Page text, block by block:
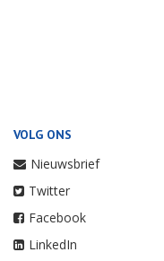
VOLG ONS
Nieuwsbrief
Twitter
Facebook
LinkedIn